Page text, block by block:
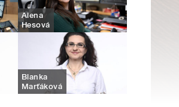
Alena
Hesová
Blanka
Marťáková